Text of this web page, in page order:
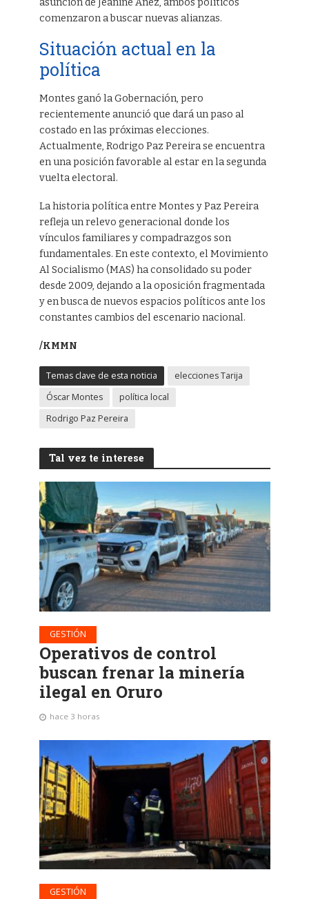
asunción de Jeanine Áñez, ambos políticos
comenzaron a buscar nuevas alianzas.
Situación actual en la
política
Montes ganó la Gobernación, pero
recientemente anunció que dará un paso al
costado en las próximas elecciones.
Actualmente, Rodrigo Paz Pereira se encuentra
en una posición favorable al estar en la segunda
vuelta electoral.
La historia política entre Montes y Paz Pereira
refleja un relevo generacional donde los
vínculos familiares y compadrazgos son
fundamentales. En este contexto, el Movimiento
Al Socialismo (MAS) ha consolidado su poder
desde 2009, dejando a la oposición fragmentada
y en busca de nuevos espacios políticos ante los
constantes cambios del escenario nacional.
/KMMN
Temas clave de esta noticia
elecciones Tarija
Óscar Montes
política local
Rodrigo Paz Pereira
Tal vez te interese
GESTIÓN
Operativos de control
buscan frenar la minería
ilegal en Oruro
hace 3 horas
GESTIÓN